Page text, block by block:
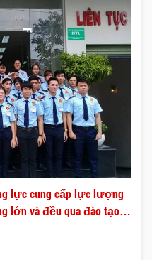
lực cung cấp lực lượng
lớn và đều qua đào tạo